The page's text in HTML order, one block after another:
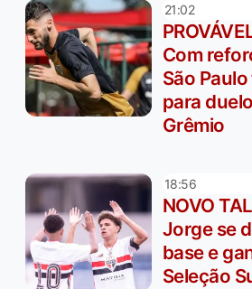
21:02
Com
São
para
Grêmio
18:56
NOVO
Jorge se
base e
Seleção